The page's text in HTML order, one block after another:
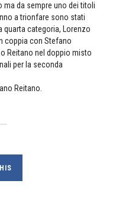
ma da sempre uno dei titoli
a trionfare sono stati
quarta categoria, Lorenzo
coppia con Stefano
Reitano nel doppio misto
per la seconda
Reitano.